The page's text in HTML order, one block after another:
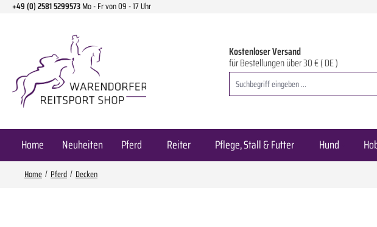
Hauptinhalt springen
Zur Suche springen
Zur Hauptnavigation springen
+49 (0) 2581 5299573Mo - Fr von 09 - 17 Uhr
Kostenloser Versand
für Bestellungen über 30 € ( DE )
Home Neuheiten Pferd Reiter Pflege, Stall & Futter Hund
Home Pferd Decken